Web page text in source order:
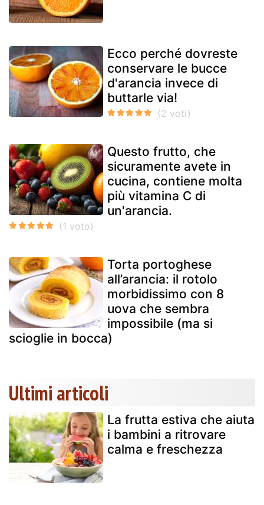
Ecco perché dovreste
conservare le bucce
d'arancia invece di
buttarle via!
Questo frutto, che
sicuramente avete in
cucina, contiene molta
più vitamina C di
un'arancia.
Torta portoghese
all’arancia: il rotolo
morbidissimo con 8
uova che sembra
impossibile (ma si
scioglie in bocca)
Ultimi articoli
La frutta estiva che aiuta
i bambini a ritrovare
calma e freschezza